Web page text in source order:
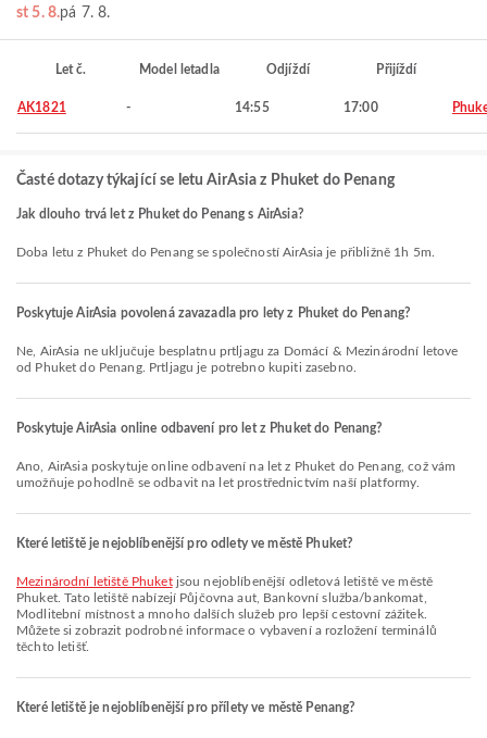
st 5. 8.pá 7. 8.
Let č. Model letadla Odjíždí Přijíždí
AK1821 - 14:55 17:00
Časté dotazy týkající se letu AirAsia z Phuket do Penang
Jak dlouho trvá let z Phuket do Penang s AirAsia?
Doba letu z Phuket do Penang se společností AirAsia je přibližně 1h 5m.
Poskytuje AirAsia povolená zavazadla pro lety z Phuket do Penang?
Ne, AirAsia ne uključuje besplatnu prtljagu za Domácí & Mezinárodní letove
od Phuket do Penang. Prtljagu je potrebno kupiti zasebno.
Poskytuje AirAsia online odbavení pro let z Phuket do Penang?
Ano, AirAsia poskytuje online odbavení na let z Phuket do Penang, což vám
umožňuje pohodlně se odbavit na let prostřednictvím naší platformy.
Které letiště je nejoblíbenější pro odlety ve městě Phuket?
Mezinárodní letiště Phuketjsou nejoblíbenější odletová letiště ve městě
Phuket. Tato letiště nabízejí Půjčovna aut, Bankovní služba/bankomat,
Modlitební místnost a mnoho dalších služeb pro lepší cestovní zážitek.
Můžete si zobrazit podrobné informace o vybavení a rozložení terminálů
těchto letišť.
Které letiště je nejoblíbenější pro přílety ve městě Penang?